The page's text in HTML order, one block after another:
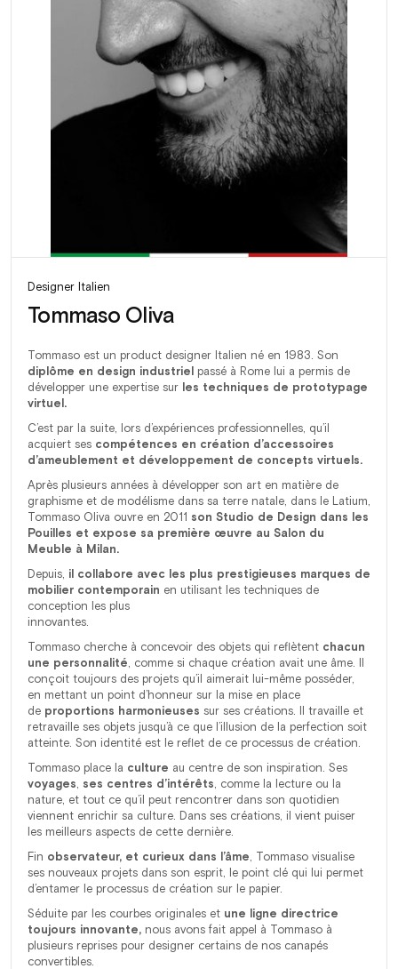
Designer Italien
Tommaso Oliva
Tommaso est un product designer Italien né en 1983. Son
diplôme en design industriel passé à Rome lui a permis de
développer une expertise sur les techniques de prototypage
virtuel.
C’est par la suite, lors d’expériences professionnelles, qu’il
acquiert ses compétences en création d’accessoires
d’ameublement et développement de concepts virtuels.
Après plusieurs années à développer son art en matière de
graphisme et de modélisme dans sa terre natale, dans le Latium,
Tommaso Oliva ouvre en 2011 son Studio de Design dans les
Pouilles et expose sa première œuvre au Salon du
Meuble à Milan.
Depuis, il collabore avec les plus prestigieuses marques de
mobilier contemporain en utilisant les techniques de
conception les plus
innovantes.
Tommaso cherche à concevoir des objets qui reflètent chacun
une personnalité , comme si chaque création avait une âme. Il
conçoit toujours des projets qu’il aimerait lui-même posséder,
en mettant un point d’honneur sur la mise en place
de proportions harmonieuses sur ses créations. Il travaille et
retravaille ses objets jusqu’à ce que l’illusion de la perfection soit
atteinte. Son identité est le reflet de ce processus de création.
Tommaso place la culture au centre de son inspiration. Ses
voyages ses centres d’intérêts , comme la lecture ou la
nature, et tout ce qu’il peut rencontrer dans son quotidien
viennent enrichir sa culture. Dans ses créations, il vient puiser
les meilleurs aspects de cette dernière.
Fin observateur, et curieux dans l’âme , Tommaso visualise
ses nouveaux projets dans son esprit, le point clé qui lui permet
d’entamer le processus de création sur le papier.
Séduite par les courbes originales et une ligne directrice
toujours innovante, nous avons fait appel à Tommaso à
plusieurs reprises pour designer certains de nos canapés
convertibles.